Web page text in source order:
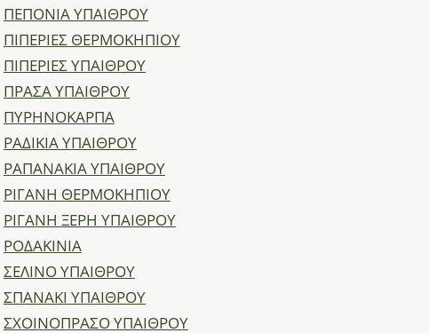
ΠΕΠΟΝΙΑ ΥΠΑΙΘΡΟΥ
ΠΙΠΕΡΙΕΣ ΘΕΡΜΟΚΗΠΙΟΥ
ΠΙΠΕΡΙΕΣ ΥΠΑΙΘΡΟΥ
ΠΡΑΣΑ ΥΠΑΙΘΡΟΥ
ΠΥΡΗΝΟΚΑΡΠΑ
ΡΑΔΙΚΙΑ ΥΠΑΙΘΡΟΥ
ΡΑΠΑΝΑΚΙΑ ΥΠΑΙΘΡΟΥ
ΡΙΓΑΝΗ ΘΕΡΜΟΚΗΠΙΟΥ
ΡΙΓΑΝΗ ΞΕΡΗ ΥΠΑΙΘΡΟΥ
ΡΟΔΑΚΙΝΙΑ
ΣΕΛΙΝΟ ΥΠΑΙΘΡΟΥ
ΣΠΑΝΑΚΙ ΥΠΑΙΘΡΟΥ
ΣΧΟΙΝΟΠΡΑΣΟ ΥΠΑΙΘΡΟΥ